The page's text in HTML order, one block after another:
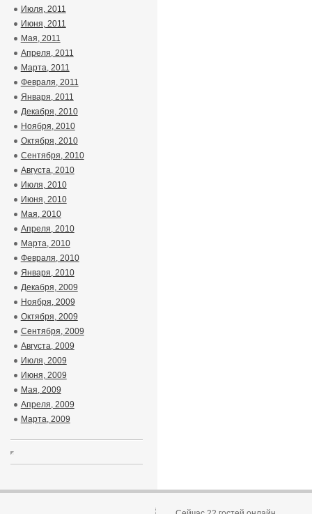
Июля, 2011
Июня, 2011
Мая, 2011
Апреля, 2011
Марта, 2011
Февраля, 2011
Января, 2011
Декабря, 2010
Ноября, 2010
Октября, 2010
Сентября, 2010
Августа, 2010
Июля, 2010
Июня, 2010
Мая, 2010
Апреля, 2010
Марта, 2010
Февраля, 2010
Января, 2010
Декабря, 2009
Ноября, 2009
Октября, 2009
Сентября, 2009
Августа, 2009
Июля, 2009
Июня, 2009
Мая, 2009
Апреля, 2009
Марта, 2009